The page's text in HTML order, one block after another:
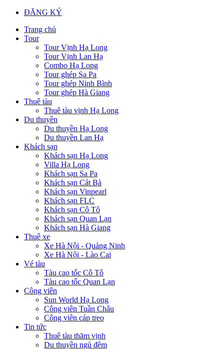
ĐĂNG KÝ
Trang chủ
Tour
Tour Vịnh Hạ Long
Tour Vịnh Lan Hạ
Combo Hạ Long
Tour ghép Sa Pa
Tour ghép Ninh Bình
Tour ghép Hà Giang
Thuê tàu
Thuê tàu vịnh Hạ Long
Du thuyền
Du thuyền Hạ Long
Du thuyền Lan Hạ
Khách sạn
Khách sạn Hạ Long
Villa Hạ Long
Khách sạn Sa Pa
Khách sạn Cát Bà
Khách sạn Vinpearl
Khách sạn FLC
Khách sạn Cô Tô
Khách sạn Quan Lạn
Khách sạn Hà Giang
Thuê xe
Xe Hà Nội - Quảng Ninh
Xe Hà Nội - Lào Cai
Vé tàu
Tàu cao tốc Cô Tô
Tàu cao tốc Quan Lạn
Công viên
Sun World Hạ Long
Công viên Tuần Châu
Công viên cáp treo
Tin tức
Thuê tàu thăm vịnh
Du thuyền ngủ đêm